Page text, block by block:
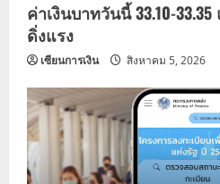
ค่าเงินบาทวันนี้ 33.10-
ดิ่งแรง
เซียนการเงิน สิงหาคม 5, 2026